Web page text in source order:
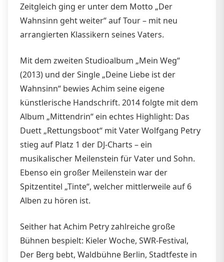
Zeitgleich ging er unter dem Motto „Der
Wahnsinn geht weiter“ auf Tour – mit neu
arrangierten Klassikern seines Vaters.
Mit dem zweiten Studioalbum „Mein Weg“
(2013) und der Single „Deine Liebe ist der
Wahnsinn“ bewies Achim seine eigene
künstlerische Handschrift. 2014 folgte mit dem
Album „Mittendrin“ ein echtes Highlight: Das
Duett „Rettungsboot“ mit Vater Wolfgang Petry
stieg auf Platz 1 der DJ-Charts – ein
musikalischer Meilenstein für Vater und Sohn.
Ebenso ein großer Meilenstein war der
Spitzentitel „Tinte“, welcher mittlerweile auf 6
Alben zu hören ist.
Seither hat Achim Petry zahlreiche große
Bühnen bespielt: Kieler Woche, SWR-Festival,
Der Berg bebt, Waldbühne Berlin, Stadtfeste in